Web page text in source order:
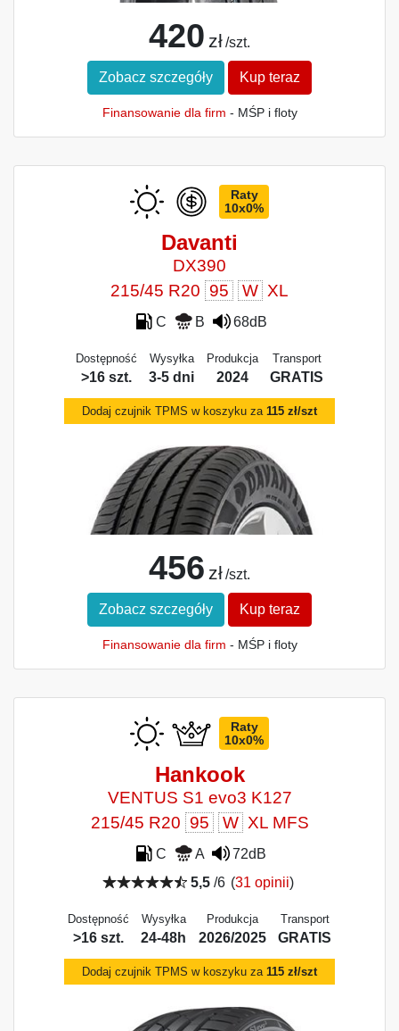
420 zł /szt.
Zobacz szczegóły Kup teraz
Finansowanie dla firm - MŚP i floty
Raty
10x0%
Davanti
DX390
215/45 R20 95 W XL
C B 68dB
Dostępność
>16 szt.
Wysyłka
3-5 dni
Produkcja
2024
Transport
GRATIS
Dodaj czujnik TPMS w koszyku za 115 zł/szt
456 zł /szt.
Zobacz szczegóły Kup teraz
Finansowanie dla firm - MŚP i floty
Raty
10x0%
Hankook
VENTUS S1 evo3 K127
215/45 R20 95 W XL MFS
C A
72dB
5,5/6 (31 opinii)
Dostępność
>16 szt.
Wysyłka
24-48h
Produkcja
2026/2025
Transport
GRATIS
Dodaj czujnik TPMS w koszyku za 115 zł/szt